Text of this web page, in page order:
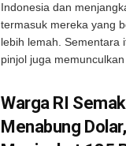
Indonesia dan
termasuk mereka yang
lebih lemah. Sementara
pinjol juga memunculkan
Warga RI
Menabung